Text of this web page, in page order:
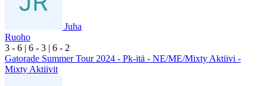
Juha
Ruoho
3 - 6 | 6 - 3 | 6 - 2
Gatorade Summer Tour 2024 - Pk-itä - NE/ME/Mixty Aktiivi -
Mixty Aktiivit